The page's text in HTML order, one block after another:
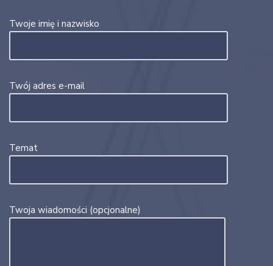
Twoje imię i nazwisko
Twój adres e-mail
Temat
Twoja wiadomości (opcjonalne)